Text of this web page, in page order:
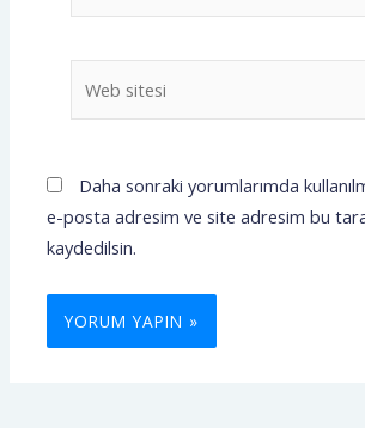
sitesi
Daha sonraki yorumlarımda
e-posta adresim ve site adresim bu
kaydedilsin.